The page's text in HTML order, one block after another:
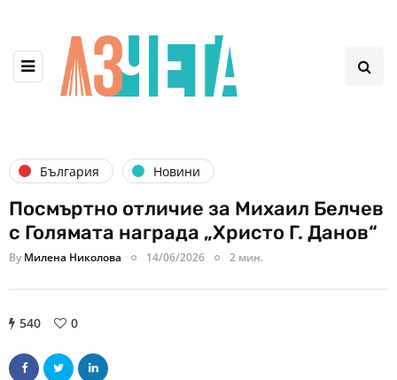
България Новини
Посмъртно отличие за Михаил Белчев
с Голямата награда „Христо Г. Данов“
By Милена Николова 14/06/2026 2 мин.
540 0